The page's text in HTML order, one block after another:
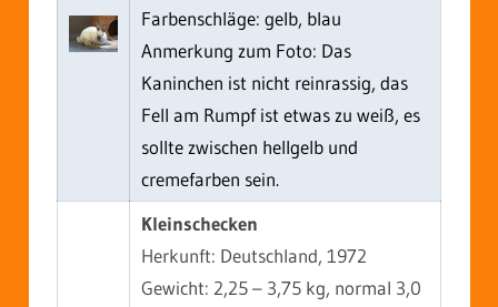
Farbenschläge: gelb, blau
Anmerkung zum Foto: Das
Kaninchen ist nicht reinrassig, das
Fell am Rumpf ist etwas zu weiß, es
sollte zwischen hellgelb und
cremefarben sein.
Kleinschecken
Herkunft: Deutschland, 1972
Gewicht: 2,25 – 3,75 kg, normal 3,0